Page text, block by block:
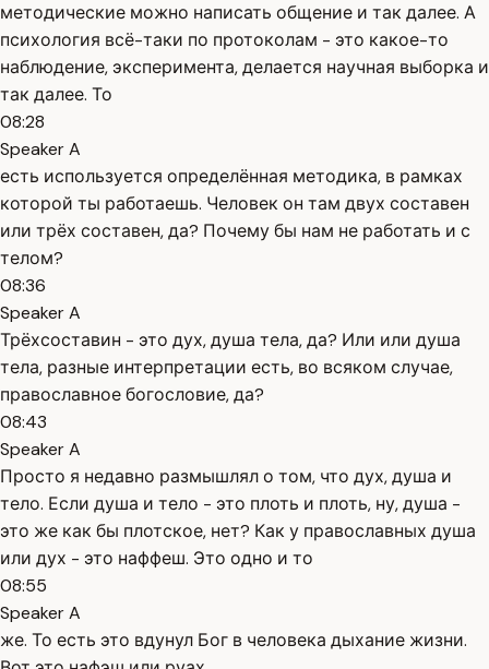
методические можно написать общение и так далее. А
психология всё-таки по протоколам - это какое-то
наблюдение, эксперимента, делается научная выборка и
так далее. То
08:28
Speaker A
есть используется определённая методика, в рамках
которой ты работаешь. Человек он там двух составен
или трёх составен, да? Почему бы нам не работать и с
телом?
08:36
Speaker A
Трёхсоставин - это дух, душа тела, да? Или или душа
тела, разные интерпретации есть, во всяком случае,
православное богословие, да?
08:43
Speaker A
Просто я недавно размышлял о том, что дух, душа и
тело. Если душа и тело - это плоть и плоть, ну, душа -
это же как бы плотское, нет? Как у православных душа
или дух - это наффеш. Это одно и то
08:55
Speaker A
же. То есть это вдунул Бог в человека дыхание жизни.